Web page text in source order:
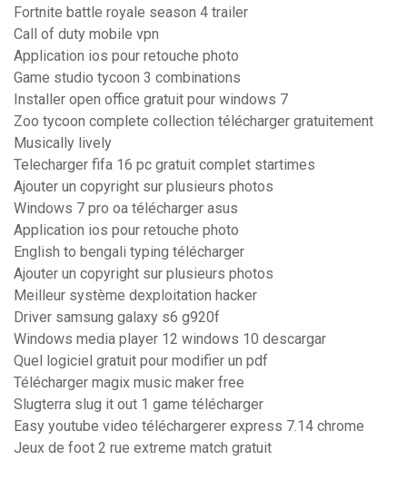
Fortnite battle royale season 4 trailer
Call of duty mobile vpn
Application ios pour retouche photo
Game studio tycoon 3 combinations
Installer open office gratuit pour windows 7
Zoo tycoon complete collection télécharger gratuitement
Musically lively
Telecharger fifa 16 pc gratuit complet startimes
Ajouter un copyright sur plusieurs photos
Windows 7 pro oa télécharger asus
Application ios pour retouche photo
English to bengali typing télécharger
Ajouter un copyright sur plusieurs photos
Meilleur système dexploitation hacker
Driver samsung galaxy s6 g920f
Windows media player 12 windows 10 descargar
Quel logiciel gratuit pour modifier un pdf
Télécharger magix music maker free
Slugterra slug it out 1 game télécharger
Easy youtube video téléchargerer express 7.14 chrome
Jeux de foot 2 rue extreme match gratuit